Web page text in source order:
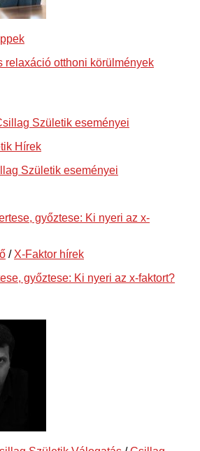
relaxáció otthoni körülmények
Hírek
Születik eseményei
/ X-Faktor hírek
győztese: Ki nyeri az x-faktort?